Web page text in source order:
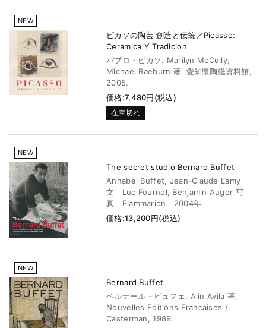
NEW
ピカソの陶芸 創造と伝統／Picasso:
Ceramica Y Tradicion
パブロ・ピカソ. Marilyn McCully,
Michael Raeburn 著. 愛知県陶磁資料館,
2005.
価格:7,480円(税込)
在庫切れ
NEW
The secret studio Bernard Buffet
Annabel Buffet, Jean-Claude Lamy
文 Luc Fournol, Benjamin Auger 写
真 Flammarion 2004年
価格:13,200円(税込)
NEW
Bernard Buffet
ベルナール・ビュフェ, Alin Avila 著.
Nouvelles Editions Francaises /
Casterman, 1989.